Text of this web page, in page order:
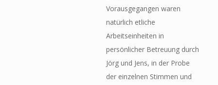
Vorausgegangen waren
natürlich etliche
Arbeitseinheiten in
persönlicher Betreuung durch
Jörg und Jens, in der Probe
der einzelnen Stimmen und